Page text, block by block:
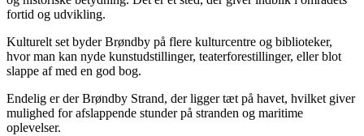
fortid og udvikling.
Kulturelt set byder Brøndby på flere kulturcentre og biblioteker,
hvor man kan nyde kunstudstillinger, teaterforestillinger, eller blot
slappe af med en god bog.
Endelig er der Brøndby Strand, der ligger tæt på havet, hvilket giver
mulighed for afslappende stunder på stranden og maritime
oplevelser.